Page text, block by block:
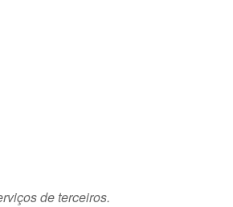
de terceiros.